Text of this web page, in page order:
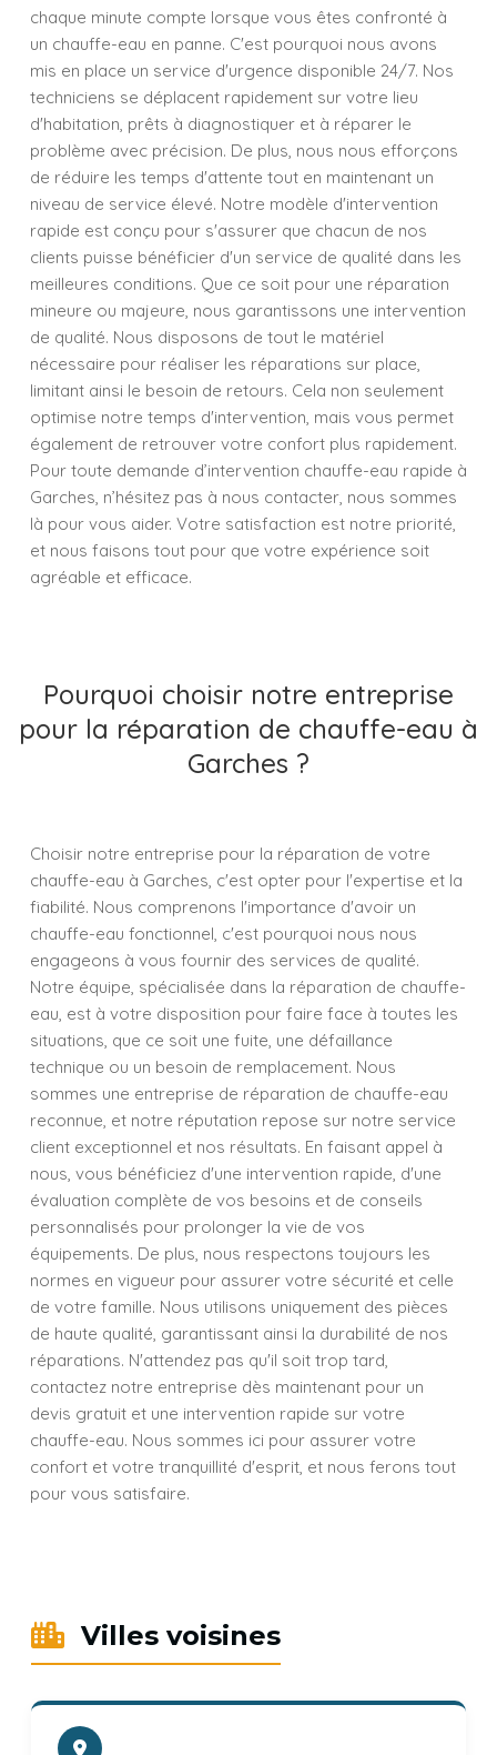
chaque minute compte lorsque vous êtes confronté à
un chauffe-eau en panne. C'est pourquoi nous avons
mis en place un service d'urgence disponible 24/7. Nos
techniciens se déplacent rapidement sur votre lieu
d'habitation, prêts à diagnostiquer et à réparer le
problème avec précision. De plus, nous nous efforçons
de réduire les temps d'attente tout en maintenant un
niveau de service élevé. Notre modèle d'intervention
rapide est conçu pour s'assurer que chacun de nos
clients puisse bénéficier d'un service de qualité dans les
meilleures conditions. Que ce soit pour une réparation
mineure ou majeure, nous garantissons une intervention
de qualité. Nous disposons de tout le matériel
nécessaire pour réaliser les réparations sur place,
limitant ainsi le besoin de retours. Cela non seulement
optimise notre temps d'intervention, mais vous permet
également de retrouver votre confort plus rapidement.
Pour toute demande d’intervention chauffe-eau rapide à
Garches, n’hésitez pas à nous contacter, nous sommes
là pour vous aider. Votre satisfaction est notre priorité,
et nous faisons tout pour que votre expérience soit
agréable et efficace.
Pourquoi choisir notre entreprise
pour la réparation de chauffe-eau à
Garches ?
Choisir notre entreprise pour la réparation de votre
chauffe-eau à Garches, c'est opter pour l'expertise et la
fiabilité. Nous comprenons l'importance d'avoir un
chauffe-eau fonctionnel, c'est pourquoi nous nous
engageons à vous fournir des services de qualité.
Notre équipe, spécialisée dans la réparation de chauffe-
eau, est à votre disposition pour faire face à toutes les
situations, que ce soit une fuite, une défaillance
technique ou un besoin de remplacement. Nous
sommes une entreprise de réparation de chauffe-eau
reconnue, et notre réputation repose sur notre service
client exceptionnel et nos résultats. En faisant appel à
nous, vous bénéficiez d'une intervention rapide, d'une
évaluation complète de vos besoins et de conseils
personnalisés pour prolonger la vie de vos
équipements. De plus, nous respectons toujours les
normes en vigueur pour assurer votre sécurité et celle
de votre famille. Nous utilisons uniquement des pièces
de haute qualité, garantissant ainsi la durabilité de nos
réparations. N'attendez pas qu'il soit trop tard,
contactez notre entreprise dès maintenant pour un
devis gratuit et une intervention rapide sur votre
chauffe-eau. Nous sommes ici pour assurer votre
confort et votre tranquillité d'esprit, et nous ferons tout
pour vous satisfaire.
Villes voisines